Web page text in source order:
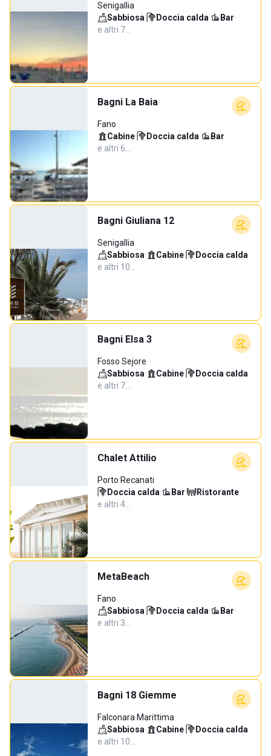
Senigallia
Sabbiosa· Doccia calda· Bar·
e altri 7…
Bagni La Baia
Fano
Cabine· Doccia calda· Bar·
e altri 6…
Bagni Giuliana 12
Senigallia
Sabbiosa· Cabine· Doccia calda·
e altri 10…
Bagni Elsa 3
Fosso Sejore
Sabbiosa· Cabine· Doccia calda·
e altri 7…
Chalet Attilio
Porto Recanati
Doccia calda· Bar· Ristorante·
e altri 4…
MetaBeach
Fano
Sabbiosa· Doccia calda· Bar·
e altri 3…
Bagni 18 Giemme
Falconara Marittima
Sabbiosa· Cabine· Doccia calda·
e altri 10…